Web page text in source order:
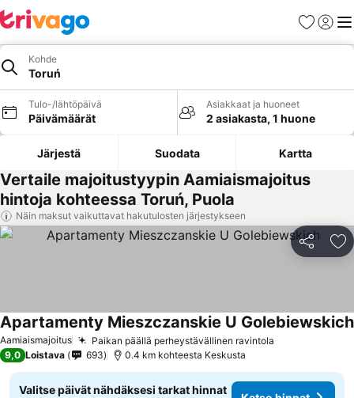
Suosikit
Kohde
Toruń
Tulo-/lähtöpäivä
Päivämäärät
Asiakkaat ja huoneet
2 asiakasta, 1 huone
Järjestä Suodata Kartta
Vertaile majoitustyypin Aamiaismajoitus
hintoja kohteessa Toruń, Puola
Näin maksut vaikuttavat hakutulosten järjestykseen
Jaa
Aamiaismajoitus Paikan päällä perheystävällinen ravintola
Apartamenty Mieszczanskie U Golebiewskich
9,0 Loistava 693 0.4 km kohteesta Keskusta
Valitse päivät nähdäksesi tarkat hinnat